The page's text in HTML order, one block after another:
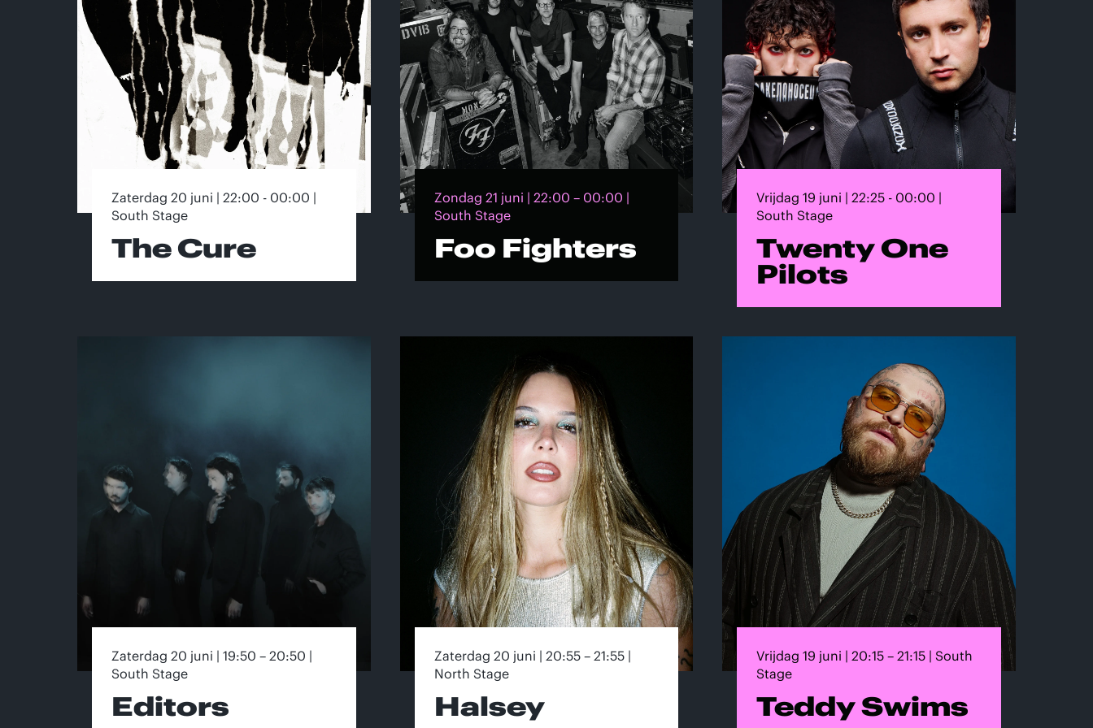
Zaterdag 20 juni | 22:00 - 00:00 |
South Stage
The Cure
Zondag 21 juni | 22:00 – 00:00 |
South Stage
Foo Fighters
Vrijdag 19 juni | 22:25 - 00:00 |
South Stage
Twenty One
Pilots
Zaterdag 20 juni | 19:50 – 20:50 |
South Stage
Editors
Zaterdag 20 juni | 20:55 – 21:55 |
North Stage
Halsey
Vrijdag 19 juni | 20:15 – 21:15 | South
Stage
Teddy Swims